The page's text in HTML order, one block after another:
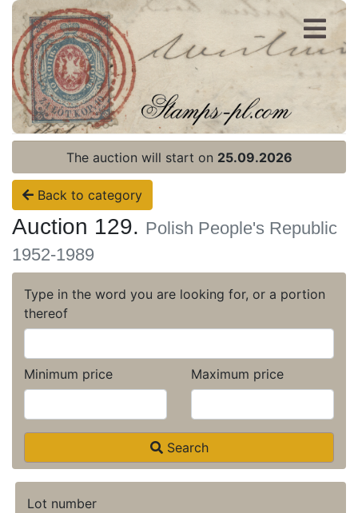
Register
Login
The auction will start on 25.09.2026
Back to category
Auction 129. Polish People's Republic
1952-1989
Type in the word you are looking for, or a portion
thereof
Minimum price Maximum price
Search
Lot number